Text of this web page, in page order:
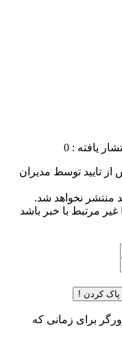
یافته : 0
تایید توسط مدیران
منتشر نخواهد شد.
مرتبط با خبر باشد
پاک کردن !
برای زمانی که